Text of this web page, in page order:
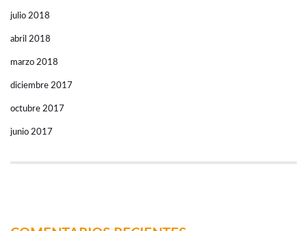
julio 2018
abril 2018
marzo 2018
diciembre 2017
octubre 2017
junio 2017